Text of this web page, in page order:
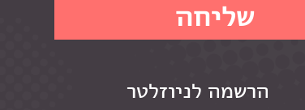
הרשמה לניוזלטר